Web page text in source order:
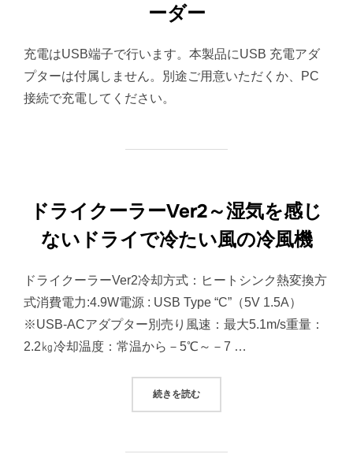
ーダー
充電はUSB端子で行います。本製品にUSB 充電アダ
プターは付属しません。別途ご用意いただくか、PC
接続で充電してください。
ドライクーラーVer2～湿気を感じ
ないドライで冷たい風の冷風機
ドライクーラーVer2冷却方式：ヒートシンク熱変換方
式消費電力:4.9W電源 : USB Type “C”（5V 1.5A）
※USB-ACアダプター別売り風速：最大5.1m/s重量：
2.2㎏冷却温度：常温から－5℃～－7 …
続きを読む“ドライクーラーVER2～湿気を感